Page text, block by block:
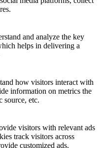
and analyze the key
helps in delivering a
how visitors interact with
information on metrics the
source, etc.
visitors with relevant ads
track visitors across
customized ads.